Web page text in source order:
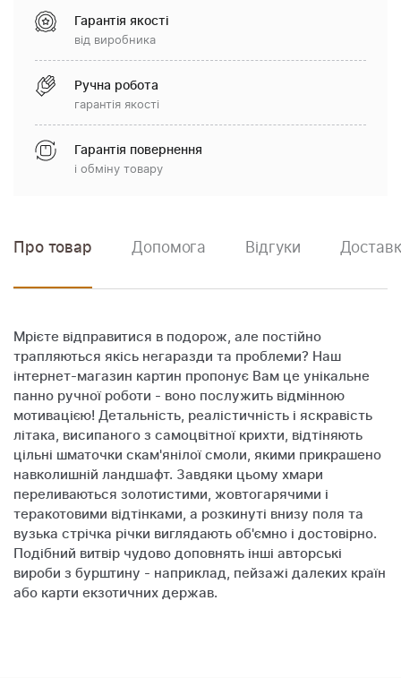
Гарантія якості
від виробника
Ручна робота
гарантія якості
Гарантія повернення
і обміну товару
Про товар Допомога Відгуки
Мрієте відправитися в подорож, але постійно
трапляються якісь негаразди та проблеми? Наш
інтернет-магазин картин пропонує Вам це унікальне
панно ручної роботи - воно послужить відмінною
мотивацією! Детальність, реалістичність і яскравість
літака, висипаного з самоцвітної крихти, відтіняють
цільні шматочки скам'янілої смоли, якими прикрашено
навколишній ландшафт. Завдяки цьому хмари
переливаються золотистими, жовтогарячими і
теракотовими відтінками, а розкинуті внизу поля та
вузька стрічка річки виглядають об'ємно і достовірно.
Подібний витвір чудово доповнять інші авторські
вироби з бурштину - наприклад, пейзажі далеких країн
або карти екзотичних держав.